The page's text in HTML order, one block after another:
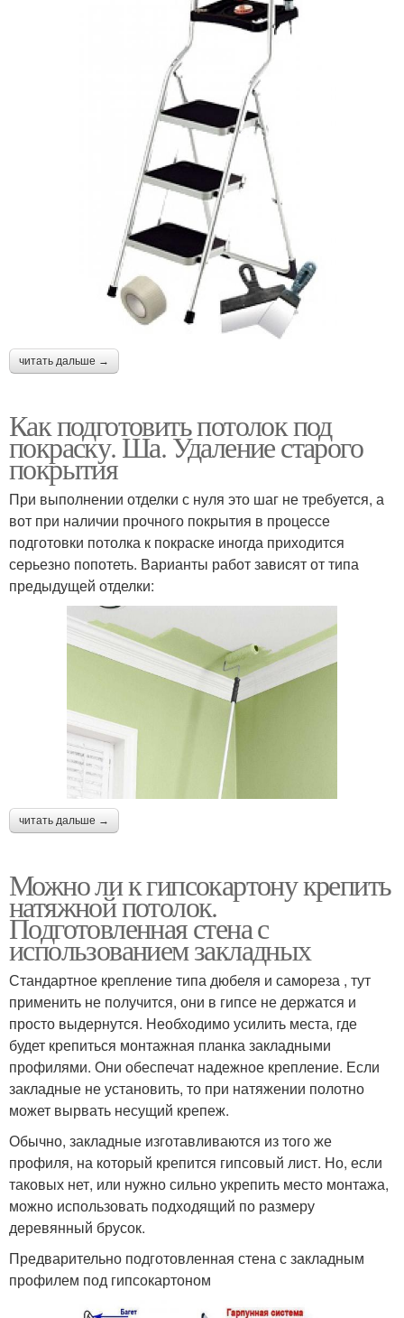
читать дальше →
Как подготовить потолок под
покраску. Ша. Удаление старого
покрытия
При выполнении отделки с нуля это шаг не требуется, а
вот при наличии прочного покрытия в процессе
подготовки потолка к покраске иногда приходится
серьезно попотеть. Варианты работ зависят от типа
предыдущей отделки:
читать дальше →
Можно ли к гипсокартону крепить
натяжной потолок.
Подготовленная стена с
использованием закладных
Стандартное крепление типа дюбеля и самореза , тут
применить не получится, они в гипсе не держатся и
просто выдернутся. Необходимо усилить места, где
будет крепиться монтажная планка закладными
профилями. Они обеспечат надежное крепление. Если
закладные не установить, то при натяжении полотно
может вырвать несущий крепеж.
Обычно, закладные изготавливаются из того же
профиля, на который крепится гипсовый лист. Но, если
таковых нет, или нужно сильно укрепить место монтажа,
можно использовать подходящий по размеру
деревянный брусок.
Предварительно подготовленная стена с закладным
профилем под гипсокартоном